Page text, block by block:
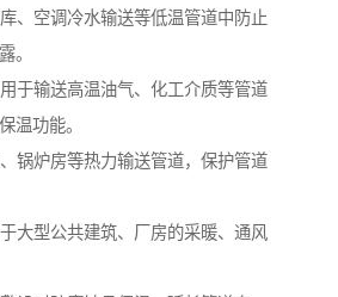
、空调冷水输送等低温管道中防止
。
于输送高温油气、化工介质等管道
温功能。
锅炉房等热力输送管道，保护管道
大型公共建筑、厂房的采暖、通风